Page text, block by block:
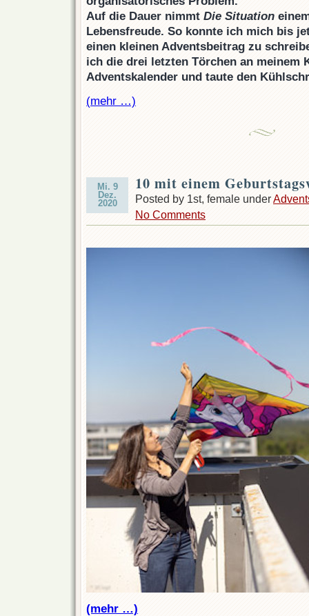
Auf die Dauer nimmt Die Situation
Lebensfreude. So konnte ich mich bis
einen kleinen Adventsbeitrag zu
ich die drei letzten Törchen an meinem
Adventskalender und taute den
(mehr …)
Mi. 9
Dez.
2020
10 mit einem
Posted by 1st, female under
No Comments
(mehr …)